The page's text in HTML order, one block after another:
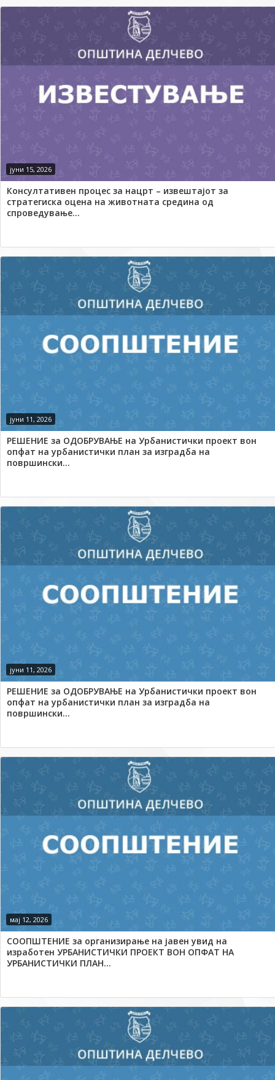
јуни 15, 2026
Консултативен процес за нацрт – извештајот за
стратегиска оцена на животната средина од
спроведување...
јуни 11, 2026
РЕШЕНИЕ за ОДОБРУВАЊЕ на Урбанистички проект вон
опфат на урбанистички план за изградба на
површински...
јуни 11, 2026
РЕШЕНИЕ за ОДОБРУВАЊЕ на Урбанистички проект вон
опфат на урбанистички план за изградба на
површински...
мај 12, 2026
СООПШТЕНИЕ за организирање на јавен увид на
изработен УРБАНИСТИЧКИ ПРОЕКТ ВОН ОПФАТ НА
УРБАНИСТИЧКИ ПЛАН...